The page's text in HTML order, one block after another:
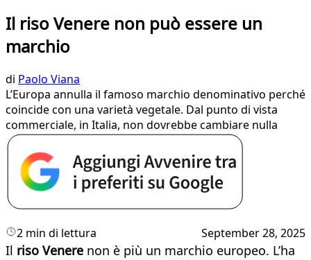
Il riso Venere non può essere un
marchio
di Paolo Viana
L’Europa annulla il famoso marchio denominativo perché
coincide con una varietà vegetale. Dal punto di vista
commerciale, in Italia, non dovrebbe cambiare nulla
2 min di lettura September 28, 2025
Il riso Venere non è più un marchio europeo. L’ha